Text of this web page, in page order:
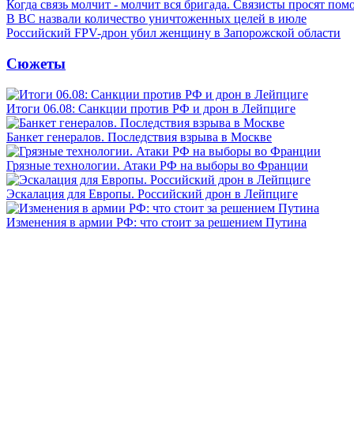
Когда связь молчит - молчит вся бригада. Связисты просят
В ВС назвали количество уничтоженных целей в июле
Российский FPV-дрон убил женщину в Запорожской области
Сюжеты
Итоги 06.08: Санкции против РФ и дрон в Лейпциге
Банкет генералов. Последствия взрыва в Москве
Грязные технологии. Атаки РФ на выборы во Франции
Эскалация для Европы. Российский дрон в Лейпциге
Изменения в армии РФ: что стоит за решением Путина